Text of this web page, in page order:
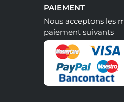
PAIEMENT
Nous acceptons les
paiement suivants